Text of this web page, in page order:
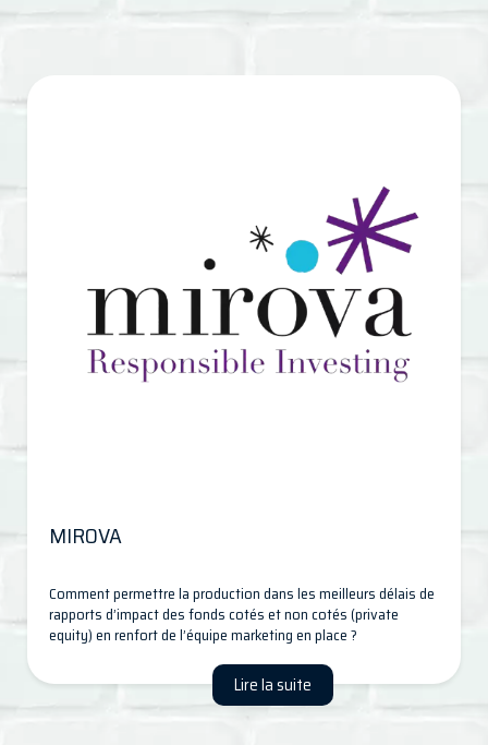
MIROVA
Comment permettre la production dans les meilleurs délais de
rapports d’impact des fonds cotés et non cotés (private
equity) en renfort de l’équipe marketing en place ?
Lire la suite